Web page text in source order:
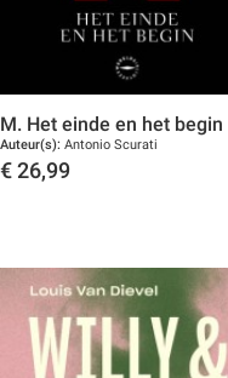
M. Het einde en het begin
Auteur(s): Antonio Scurati
€ 26,99